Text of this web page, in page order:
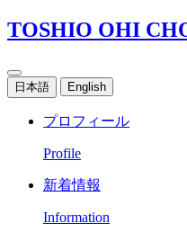
TOSHIO OHI
日本語 English
プロフィール
Profile
新着情報
Information